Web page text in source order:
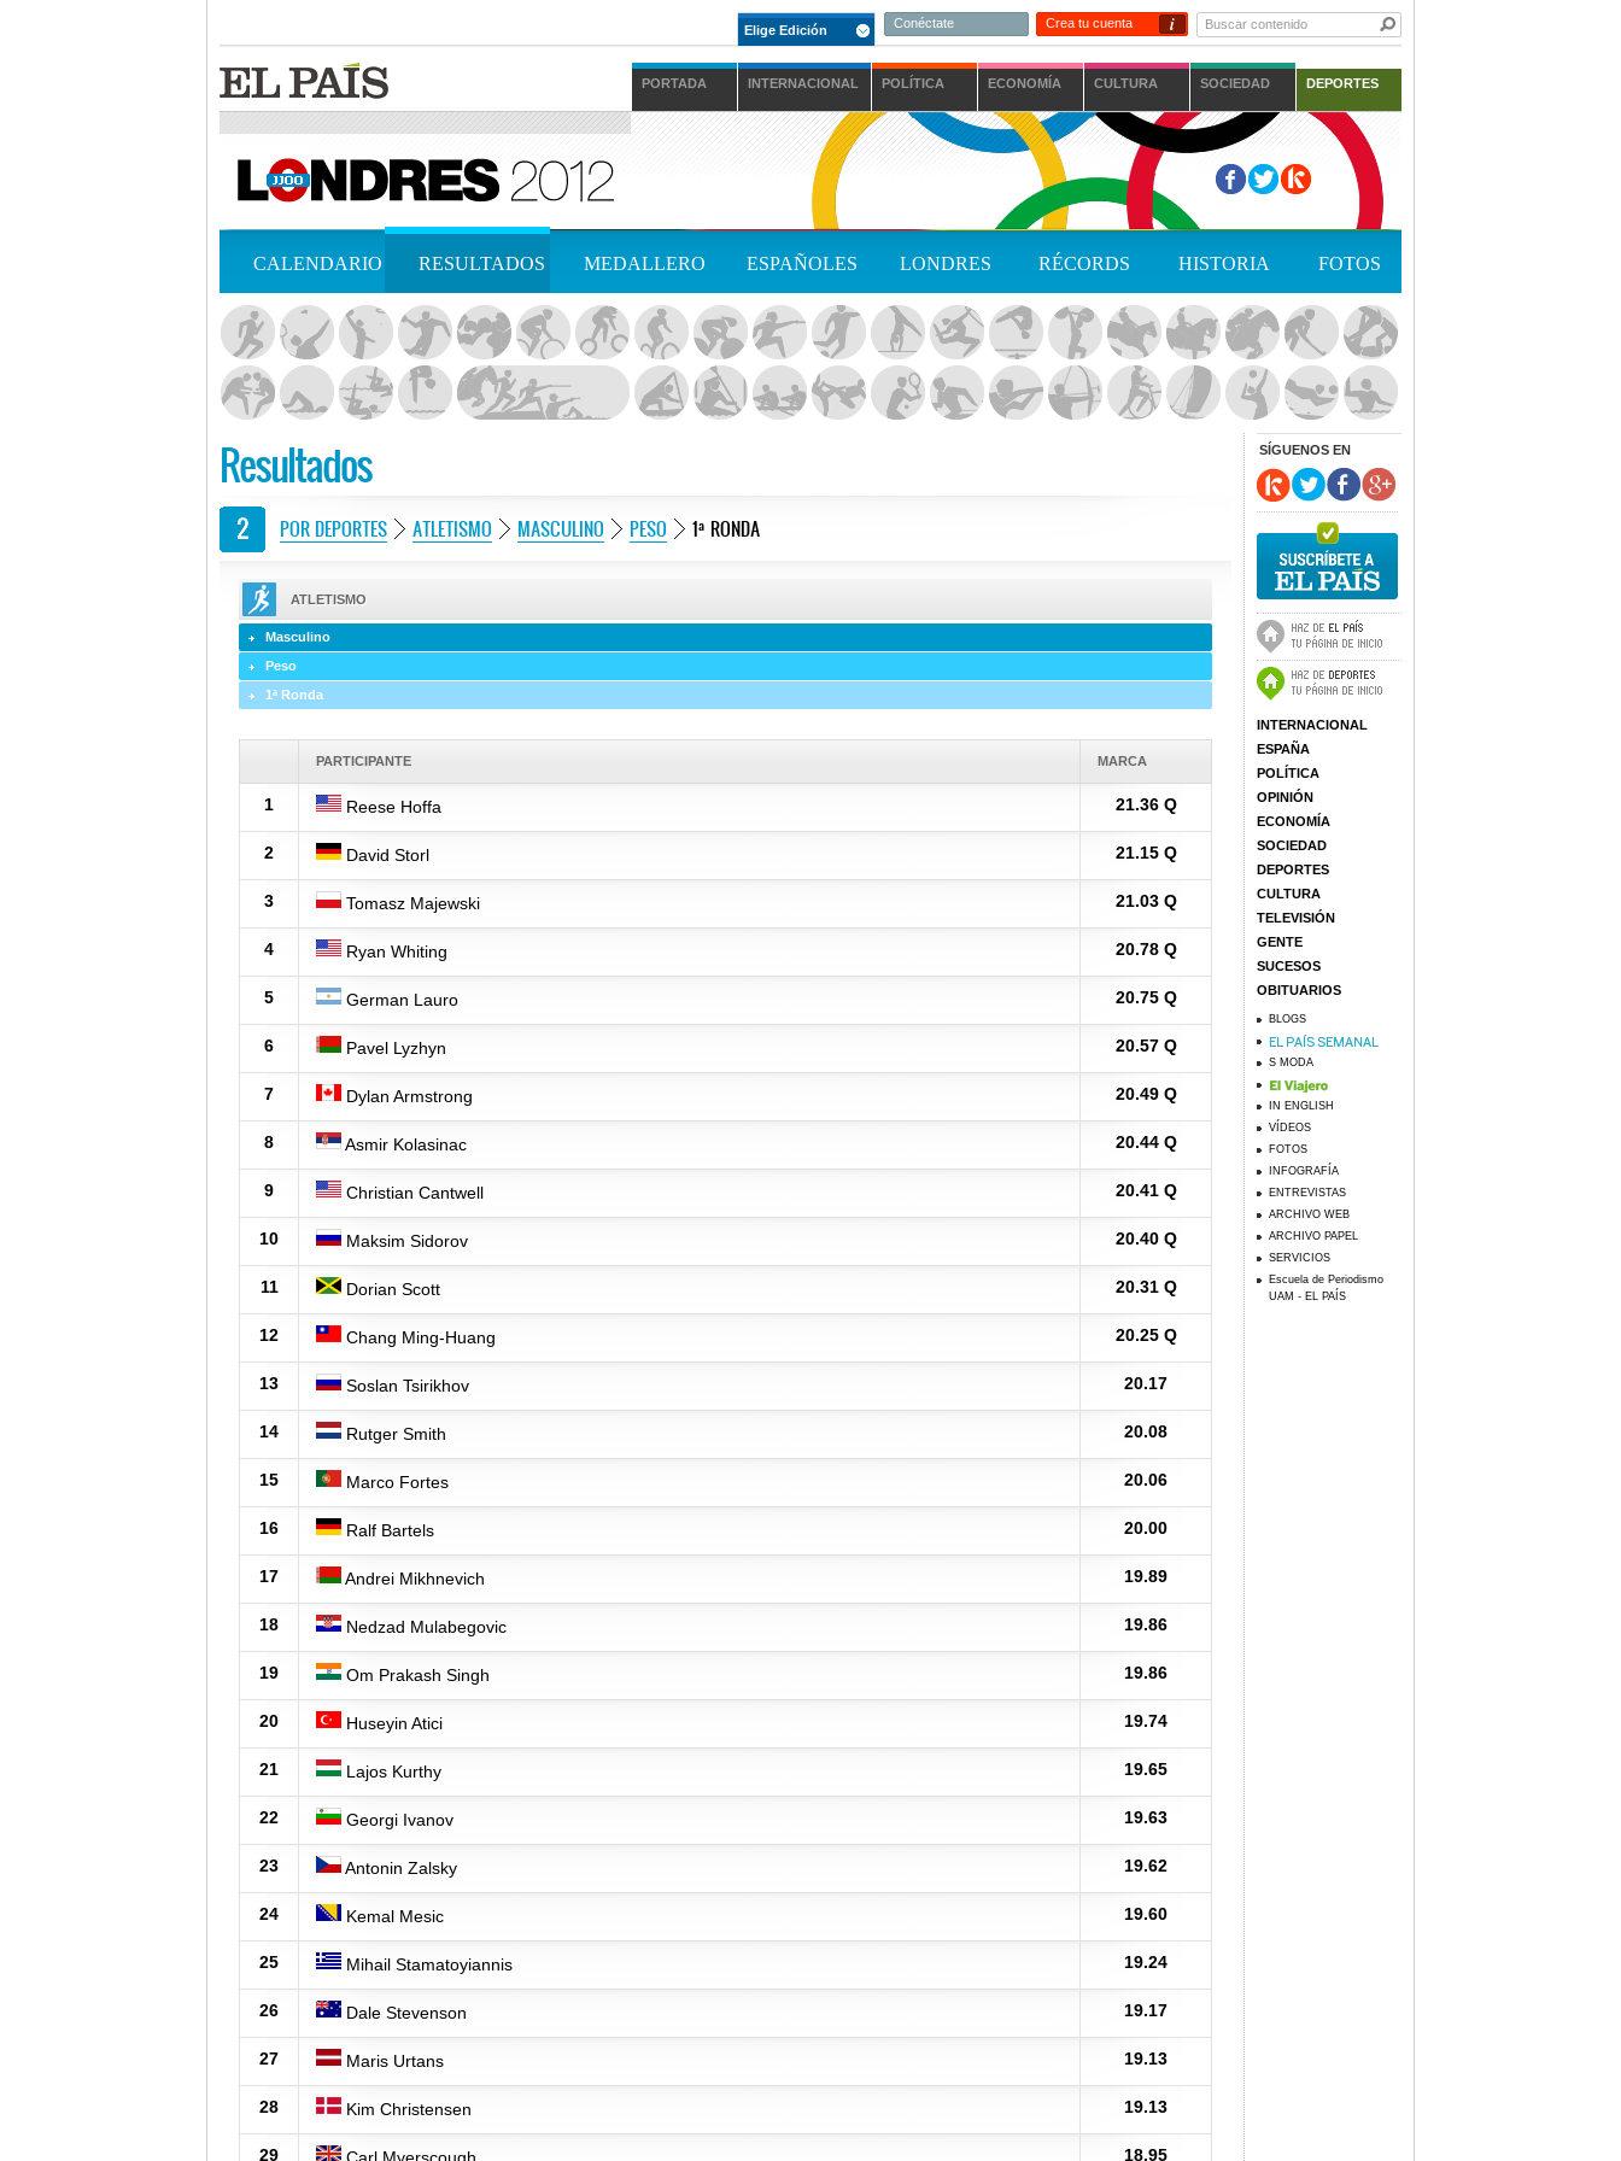
Elige Edición Conéctate Crea tu cuenta i
PORTADA INTERNACIONAL POLÍTICA ECONOMÍA CULTURA SOCIEDAD DEPORTES
CALENDARIO RESULTADOS MEDALLERO ESPAÑOLES LONDRES RÉCORDS HISTORIA FOTOS
Resultados
POR DEPORTES ATLETISMO MASCULINO PESO 1ª RONDA
ATLETISMO
Masculino
Peso
1ª Ronda
PARTICIPANTE MARCA
1 Reese Hoffa 21.36 Q
2 David Storl 21.15 Q
3 Tomasz Majewski 21.03 Q
4 Ryan Whiting 20.78 Q
5 German Lauro 20.75 Q
6 Pavel Lyzhyn 20.57 Q
7 Dylan Armstrong 20.49 Q
8 Asmir Kolasinac 20.44 Q
9 Christian Cantwell 20.41 Q
10 Maksim Sidorov 20.40 Q
11 Dorian Scott 20.31 Q
12 Chang Ming-Huang 20.25 Q
13 Soslan Tsirikhov 20.17
14 Rutger Smith 20.08
15 Marco Fortes 20.06
16 Ralf Bartels 20.00
17 Andrei Mikhnevich 19.89
18 Nedzad Mulabegovic 19.86
19 Om Prakash Singh 19.86
20 Huseyin Atici 19.74
21 Lajos Kurthy 19.65
22 Georgi Ivanov 19.63
23 Antonin Zalsky 19.62
24 Kemal Mesic 19.60
25 Mihail Stamatoyiannis 19.24
26 Dale Stevenson 19.17
27 Maris Urtans 19.13
28 Kim Christensen 19.13
29 Carl Myerscough 18.95
SÍGUENOS EN
INTERNACIONAL
ESPAÑA
POLÍTICA
OPINIÓN
ECONOMÍA
SOCIEDAD
DEPORTES
CULTURA
TELEVISIÓN
GENTE
SUCESOS
OBITUARIOS
BLOGS
S MODA
IN ENGLISH
VÍDEOS
FOTOS
INFOGRAFÍA
ENTREVISTAS
ARCHIVO WEB
ARCHIVO PAPEL
SERVICIOS
Escuela de Periodismo
UAM - EL PAÍS